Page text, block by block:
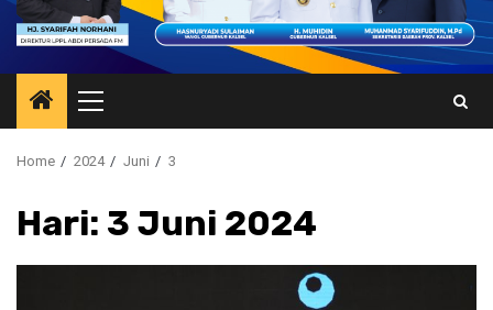
Primary
Menu
Home 2024 Juni 3
Hari: 3 Juni 2024